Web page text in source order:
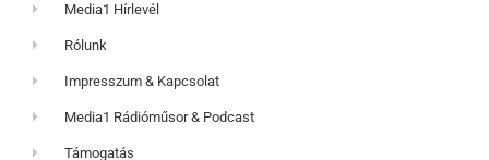
Media1 Hírlevél
Rólunk
Impresszum & Kapcsolat
Media1 Rádióműsor & Podcast
Támogatás